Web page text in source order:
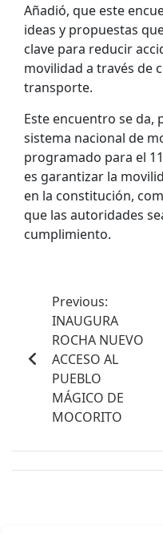
Añadió, que este
ideas y propuestas
clave para reducir
movilidad a través de
transporte.
Este encuentro se da,
sistema nacional de
programado para el
es garantizar la
en la constitución,
que las autoridades
cumplimiento.
entradas
Previous:
INAUGURA
ROCHA NUEVO
ACCESO AL
PUEBLO
MÁGICO DE
MOCORITO